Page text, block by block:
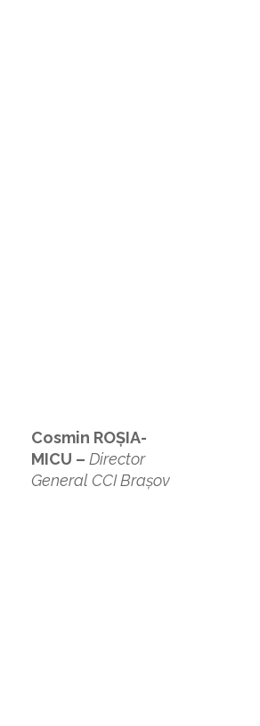
Cosmin ROȘIA-
MICU – Director
General CCI Brașov